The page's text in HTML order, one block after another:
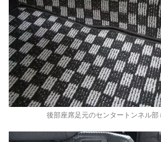
後部座席足元のセンタートンネル部